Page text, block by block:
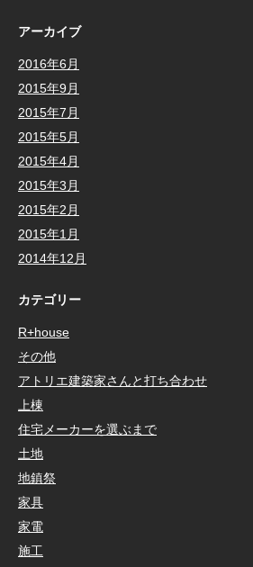
アーカイブ
2016年6月
2015年9月
2015年7月
2015年5月
2015年4月
2015年3月
2015年2月
2015年1月
2014年12月
カテゴリー
R+house
その他
アトリエ建築家さんと打ち合わせ
上棟
住宅メーカーを選ぶまで
土地
地鎮祭
家具
家電
施工